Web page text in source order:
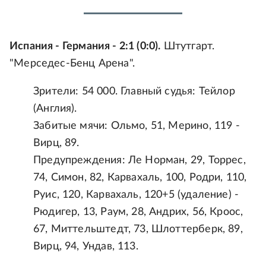
Испания - Германия - 2:1 (0:0). Штутгарт.
"Мерседес-Бенц Арена".
Зрители: 54 000. Главный судья: Тейлор
(Англия).
Забитые мячи: Ольмо, 51, Мерино, 119 -
Вирц, 89.
Предупреждения: Ле Норман, 29, Торрес,
74, Симон, 82, Карвахаль, 100, Родри, 110,
Руис, 120, Карвахаль, 120+5 (удаление) -
Рюдигер, 13, Раум, 28, Андрих, 56, Кроос,
67, Миттельштедт, 73, Шлоттерберк, 89,
Вирц, 94, Ундав, 113.